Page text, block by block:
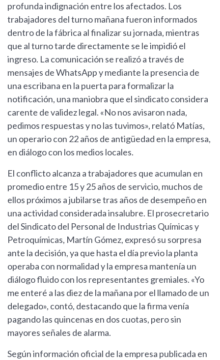
profunda indignación entre los afectados. Los
trabajadores del turno mañana fueron informados
dentro de la fábrica al finalizar su jornada, mientras
que al turno tarde directamente se le impidió el
ingreso. La comunicación se realizó a través de
mensajes de WhatsApp y mediante la presencia de
una escribana en la puerta para formalizar la
notificación, una maniobra que el sindicato considera
carente de validez legal. «No nos avisaron nada,
pedimos respuestas y no las tuvimos», relató Matías,
un operario con 22 años de antigüedad en la empresa,
en diálogo con los medios locales.
El conflicto alcanza a trabajadores que acumulan en
promedio entre 15 y 25 años de servicio, muchos de
ellos próximos a jubilarse tras años de desempeño en
una actividad considerada insalubre. El prosecretario
del Sindicato del Personal de Industrias Químicas y
Petroquímicas, Martín Gómez, expresó su sorpresa
ante la decisión, ya que hasta el día previo la planta
operaba con normalidad y la empresa mantenía un
diálogo fluido con los representantes gremiales. «Yo
me enteré a las diez de la mañana por el llamado de un
delegado», contó, destacando que la firma venía
pagando las quincenas en dos cuotas, pero sin
mayores señales de alarma.
Según información oficial de la empresa publicada en